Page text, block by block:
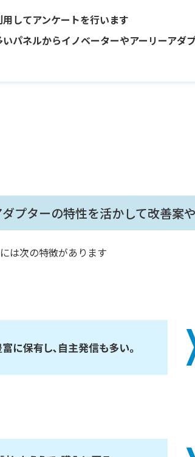
してアンケートを行います
パネルからイノベーターやアーリーアダ
プターの特性を活かして改善案
は次の特徴があります